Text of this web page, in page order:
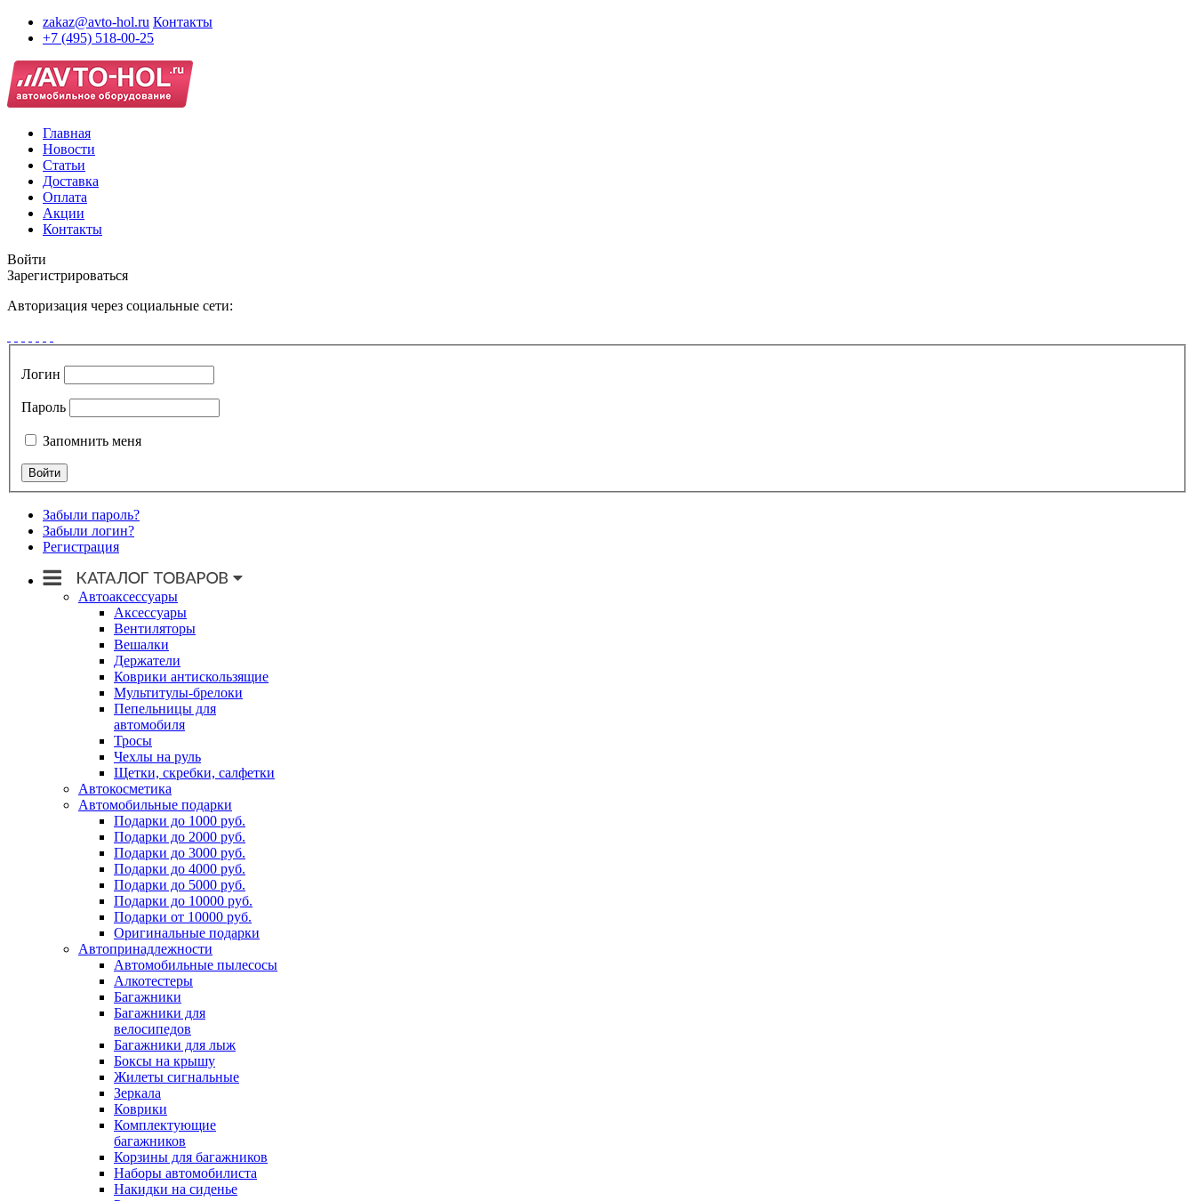
zakaz@avto-hol.ru Контакты
+7 (495) 518-00-25
Главная
Новости
Статьи
Доставка
Оплата
Акции
Контакты
Войти
Зарегистрироваться
Авторизация через социальные сети:
Логин
Пароль
Запомнить меня
Забыли пароль?
Забыли логин?
Регистрация
Автоаксессуары
Аксессуары
Вентиляторы
Вешалки
Держатели
Коврики антискользящие
Мультитулы-брелоки
Пепельницы для
автомобиля
Тросы
Чехлы на руль
Щетки, скребки, салфетки
Автокосметика
Автомобильные подарки
Подарки до 1000 руб.
Подарки до 2000 руб.
Подарки до 3000 руб.
Подарки до 4000 руб.
Подарки до 5000 руб.
Подарки до 10000 руб.
Подарки от 10000 руб.
Оригинальные подарки
Автопринадлежности
Автомобильные пылесосы
Алкотестеры
Багажники
Багажники для
велосипедов
Багажники для лыж
Боксы на крышу
Жилеты сигнальные
Зеркала
Коврики
Комплектующие
багажников
Корзины для багажников
Наборы автомобилиста
Накидки на сиденье